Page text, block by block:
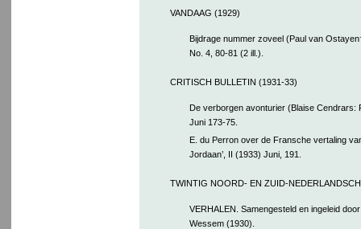
VANDAAG (1929)
Bijdrage nummer zoveel (Paul van
No. 4, 80-81 (2 ill.).
CRITISCH BULLETIN (1931-33)
De verborgen avonturier (Blaise Cendrars:
Juni 173-75.
E. du Perron over de Fransche vertaling
Jordaan’, II (1933) Juni, 191.
TWINTIG NOORD- EN ZUID-
VERHALEN. Samengesteld en ingeleid
Wessem (1930).